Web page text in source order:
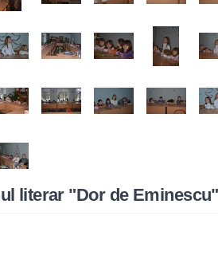
literar "Dor de Eminescu"